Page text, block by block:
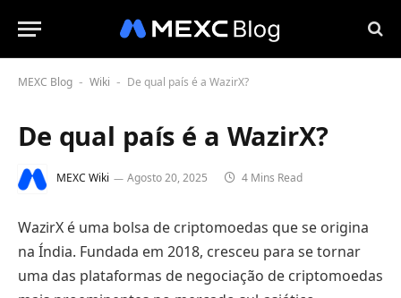
MEXC Blog - Wiki - De qual país é a WazirX?
De qual país é a WazirX?
MEXC Wiki Agosto 20, 2025 4 Mins Read
WazirX é uma bolsa de criptomoedas que se origina
na Índia. Fundada em 2018, cresceu para se tornar
uma das plataformas de negociação de criptomoedas